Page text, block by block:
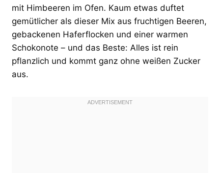
mit Himbeeren im Ofen. Kaum etwas duftet
gemütlicher als dieser Mix aus fruchtigen Beeren,
gebackenen Haferflocken und einer warmen
Schokonote – und das Beste: Alles ist rein
pflanzlich und kommt ganz ohne weißen Zucker
aus.